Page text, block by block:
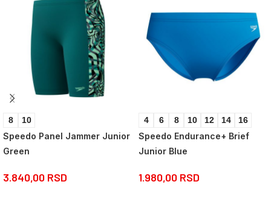
8 10
Speedo Panel Jammer Junior
Green
3.840,00 RSD
4 6 8 10 12 14 16
Speedo Endurance+ Brief
Junior Blue
1.980,00 RSD